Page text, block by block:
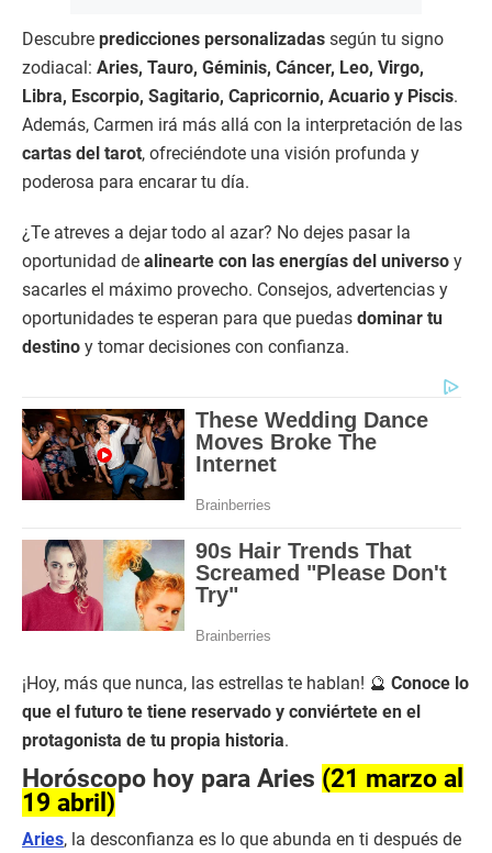
Descubre predicciones personalizadas según tu signo
zodiacal: Aries, Tauro, Géminis, Cáncer, Leo, Virgo,
Libra, Escorpio, Sagitario, Capricornio, Acuario y Piscis.
Además, Carmen irá más allá con la interpretación de las
cartas del tarot, ofreciéndote una visión profunda y
poderosa para encarar tu día.
¿Te atreves a dejar todo al azar? No dejes pasar la
oportunidad de alinearte con las energías del universo y
sacarles el máximo provecho. Consejos, advertencias y
oportunidades te esperan para que puedas dominar tu
destino y tomar decisiones con confianza.
¡Hoy, más que nunca, las estrellas te hablan! 🔮 Conoce lo
que el futuro te tiene reservado y conviértete en el
protagonista de tu propia historia.
Horóscopo hoy para Aries (21 marzo al
19 abril)
Aries, la desconfianza es lo que abunda en ti después de